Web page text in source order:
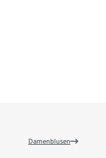
Damenblusen